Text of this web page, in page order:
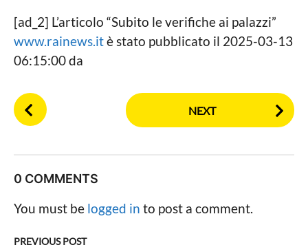
[ad_2] L’articolo “Subito le verifiche ai palazzi”
www.rainews.itè stato pubblicato il 2025-03-13
06:15:00 da
P
o
P
g
NEXT
0 COMMENTS
You must be logged in to post a comment.
PREVIOUS POST